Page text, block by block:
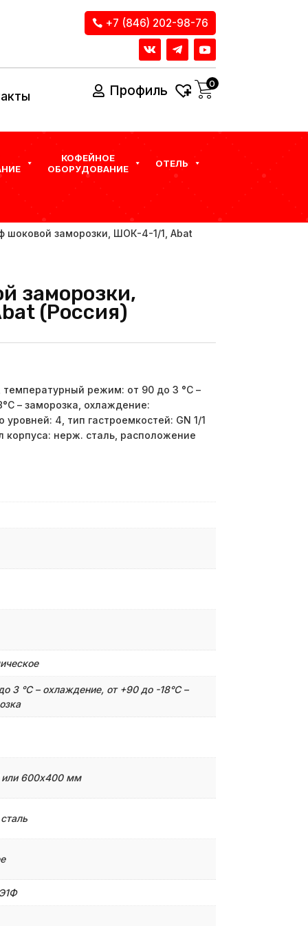
+7 (846) 202-98-76
Профиль 0
КОФЕЙНОЕ
ОБОРУДОВАНИЕ
ОТЕЛЬ
шоковой заморозки, ШОК-4-1/1, Abat
заморозки,
(Россия)
режим: от 90 до 3 °С –
– заморозка, охлаждение:
4, тип гастроемкостей: GN 1/1
корпуса: нерж. сталь, расположение
3 °С – охлаждение, от +90 до -18°C –
или 600х400 мм